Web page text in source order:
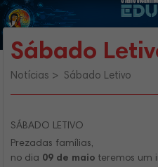
Sábado
Notícias Sábado Letivo
SÁBADO LETIVO
Prezadas famílias,
no dia 09 de maio teremos um